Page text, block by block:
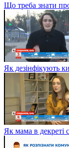
Що треба знати
Як дезінфікують
Як мама в декреті